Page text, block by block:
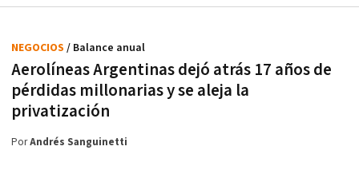
Aerolíneas Argentinas dejó atrás 17 años de
pérdidas millonarias y se aleja la
privatización
NEGOCIOS / Balance anual
PorAndrés Sanguinetti